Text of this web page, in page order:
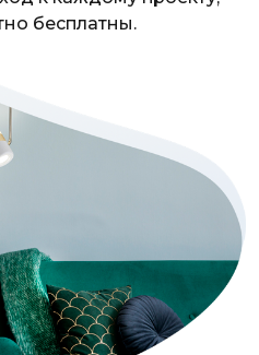
бесплатны.